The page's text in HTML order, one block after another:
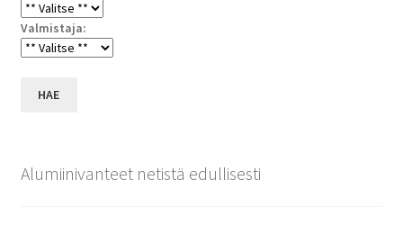
Valmistaja:
HAE
Alumiinivanteet netistä edullisesti